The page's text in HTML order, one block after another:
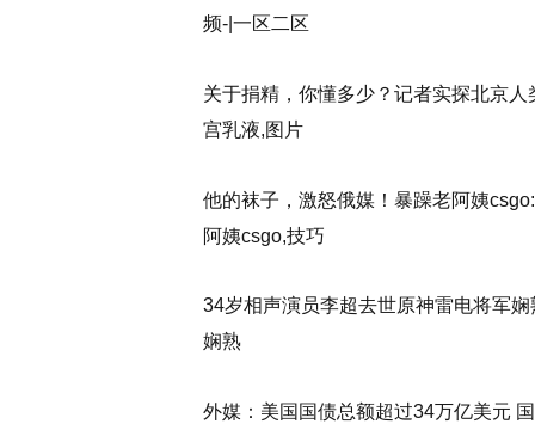
频-|一区二区
关于捐精，你懂多少？记者实探北京
宫乳液,图片
他的袜子，激怒俄媒！暴躁老阿姨
阿姨csgo,技巧
34岁相声演员李超去世原神雷电将军
娴熟
外媒：美国国债总额超过34万亿美元